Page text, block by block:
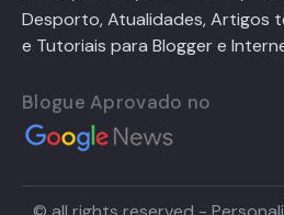
Desporto, Atualidades, Artigos
e Tutoriais para Blogger e
Blogue Aprovado no